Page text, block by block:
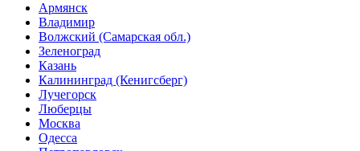
Армянск
Владимир
Волжский (Самарская обл.)
Зеленоград
Казань
Калининград (Кенигсберг)
Лучегорск
Люберцы
Москва
Одесса